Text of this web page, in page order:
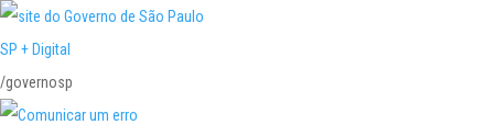
SP + Digital
/governosp